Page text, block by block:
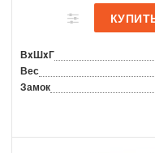
ВxШxГ
Вес
Замок